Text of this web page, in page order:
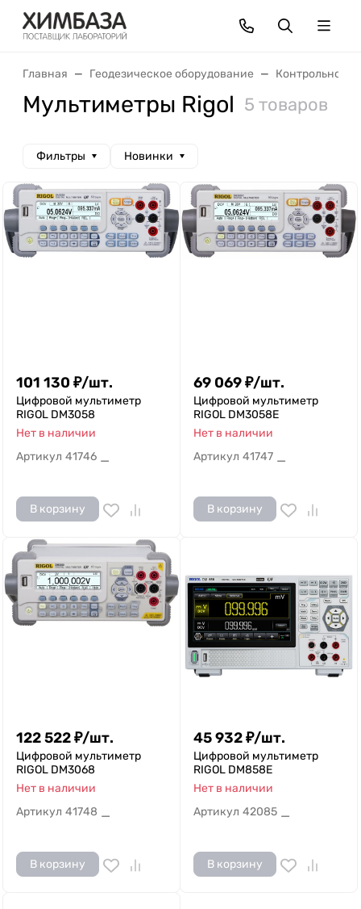
Главная Геодезическое оборудование Контрольно-
Мультиметры Rigol 5 товаров
Фильтры Новинки
101 130 ₽/шт.
Цифровой мультиметр
RIGOL DM3058
Нет в наличии
Артикул 41746 —
В корзину
69 069₽/шт.
Цифровой мультиметр
RIGOL DM3058E
Нет в наличии
Артикул 41747 —
В корзину
122 522₽/шт.
Цифровой мультиметр
RIGOL DM3068
Нет в наличии
Артикул 41748 —
В корзину
45 932₽/шт.
Цифровой мультиметр
RIGOL DM858E
Нет в наличии
Артикул 42085 —
В корзину